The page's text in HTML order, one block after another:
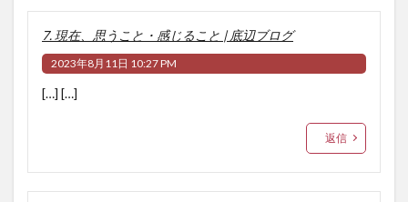
7. 現在、思うこと・感じること | 底辺ブログ
2023年8月11日 10:27 PM
[…] […]
返信